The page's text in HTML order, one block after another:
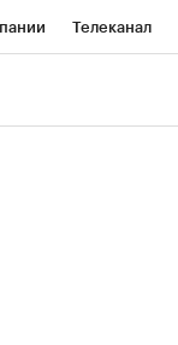
Телеканал